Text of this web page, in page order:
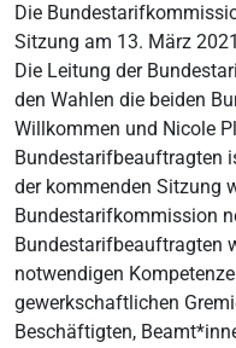
Die
Sitzung am 13. März
Die Leitung der
den Wahlen die beiden
Willkommen und Nicole
Bundestarifbeauftragten
der kommenden Sitzung
Bundestarifkommission
Bundestarifbeauftragten
notwendigen
gewerkschaftlichen
Beschäftigten,